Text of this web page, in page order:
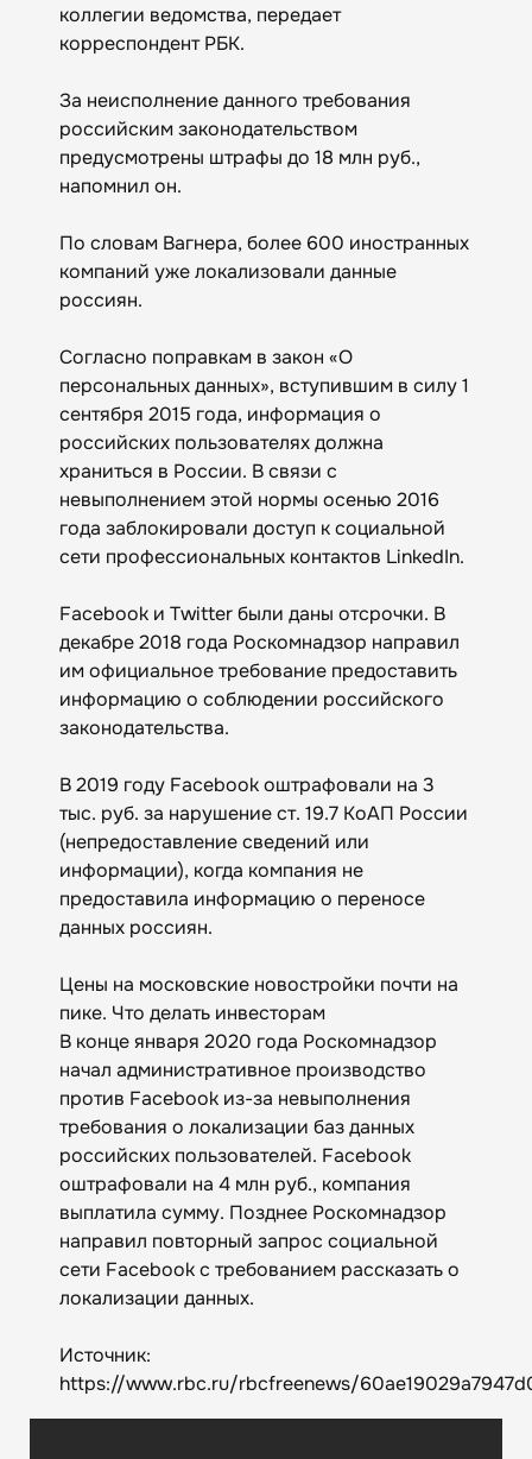
коллегии ведомства, передает
корреспондент РБК.
За неисполнение данного требования
российским законодательством
предусмотрены штрафы до 18 млн руб.,
напомнил он.
По словам Вагнера, более 600 иностранных
компаний уже локализовали данные
россиян.
Согласно поправкам в закон «О
персональных данных», вступившим в силу 1
сентября 2015 года, информация о
российских пользователях должна
храниться в России. В связи с
невыполнением этой нормы осенью 2016
года заблокировали доступ к социальной
сети профессиональных контактов LinkedIn.
Facebook и Twitter были даны отсрочки. В
декабре 2018 года Роскомнадзор направил
им официальное требование предоставить
информацию о соблюдении российского
законодательства.
В 2019 году Facebook оштрафовали на 3
тыс. руб. за нарушение ст. 19.7 КоАП России
(непредоставление сведений или
информации), когда компания не
предоставила информацию о переносе
данных россиян.
Цены на московские новостройки почти на
пике. Что делать инвесторам
В конце января 2020 года Роскомнадзор
начал административное производство
против Facebook из-за невыполнения
требования о локализации баз данных
российских пользователей. Facebook
оштрафовали на 4 млн руб., компания
выплатила сумму. Позднее Роскомнадзор
направил повторный запрос социальной
сети Facebook с требованием рассказать о
локализации данных.
Источник:
https://www.rbc.ru/rbcfreenews/